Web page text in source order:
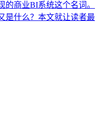
商业BI系统这个名词。
是什么？本文就让读者最